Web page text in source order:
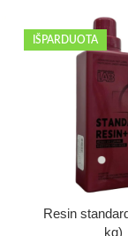
IŠPARDUOTA
Resin
kg)